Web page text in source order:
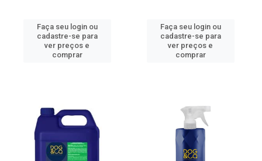
Faça seu login ou
cadastre-se para
ver preços e
comprar
Faça seu login ou
cadastre-se para
ver preços e
comprar